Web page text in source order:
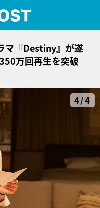
マ『Destiny』が遂
万回再生を突破
4/4